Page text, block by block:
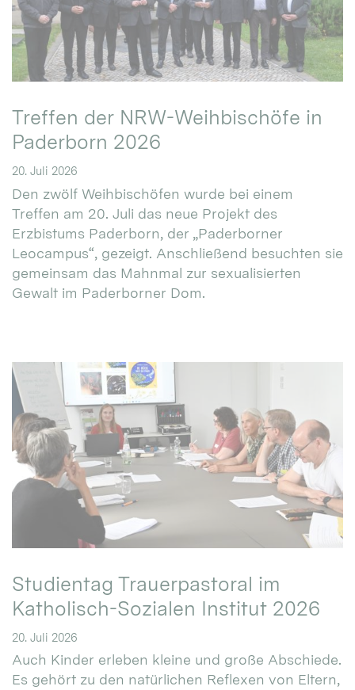
Treffen der NRW-Weihbischöfe in
Paderborn 2026
20. Juli 2026
Den zwölf Weihbischöfen wurde bei einem
Treffen am 20. Juli das neue Projekt des
Erzbistums Paderborn, der „Paderborner
Leocampus“, gezeigt. Anschließend besuchten sie
gemeinsam das Mahnmal zur sexualisierten
Gewalt im Paderborner Dom.
Studientag Trauerpastoral im
Katholisch-Sozialen Institut 2026
20. Juli 2026
Auch Kinder erleben kleine und große Abschiede.
Es gehört zu den natürlichen Reflexen von Eltern,